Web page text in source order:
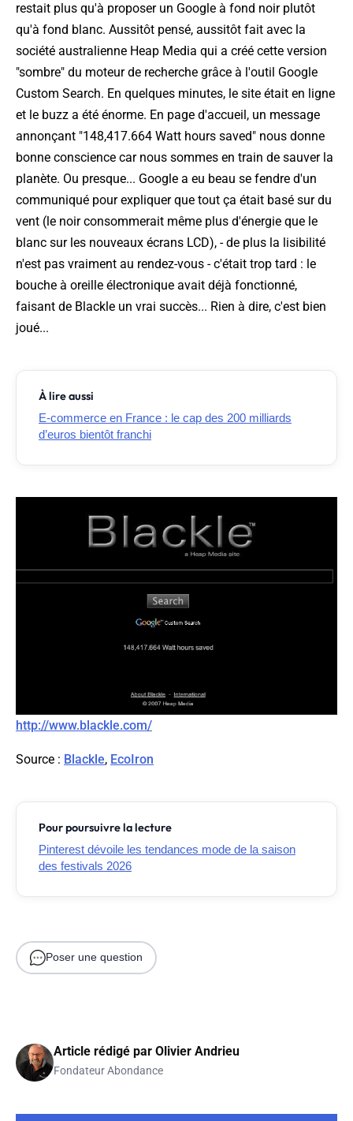
restait plus qu'à proposer un Google à fond noir plutôt
qu'à fond blanc. Aussitôt pensé, aussitôt fait avec la
société australienne Heap Media qui a créé cette version
"sombre" du moteur de recherche grâce à l'outil Google
Custom Search. En quelques minutes, le site était en ligne
et le buzz a été énorme. En page d'accueil, un message
annonçant "148,417.664 Watt hours saved" nous donne
bonne conscience car nous sommes en train de sauver la
planète. Ou presque... Google a eu beau se fendre d'un
communiqué pour expliquer que tout ça était basé sur du
vent (le noir consommerait même plus d'énergie que le
blanc sur les nouveaux écrans LCD), - de plus la lisibilité
n'est pas vraiment au rendez-vous - c'était trop tard : le
bouche à oreille électronique avait déjà fonctionné,
faisant de Blackle un vrai succès... Rien à dire, c'est bien
joué...
À lire aussi
E-commerce en France : le cap des 200 milliards
d’euros bientôt franchi
http://www.blackle.com/
Source : Blackle, EcoIron
Pour poursuivre la lecture
Pinterest dévoile les tendances mode de la saison
des festivals 2026
Poser une question
Article rédigé par Olivier Andrieu
Fondateur Abondance